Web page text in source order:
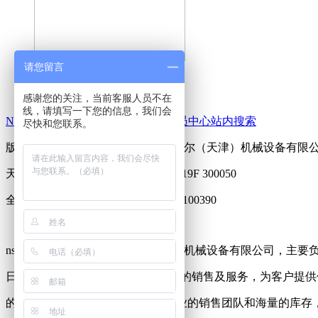
NSK深沟球轴承
NSK公司简介在线留言 会员中心站内搜索
版权信息：nsk轴承中国总代理-弗舍尔（天津）机械设备有限
天津市和平区南京路305号大厦主楼19F 300050
全国服务热线：022-60981180 13802100390
nsk轴承中国总代理-弗舍尔（天津）机械设备有限公司，主要
日本nsk轴承及相关产品在中国内地的销售及服务，为客户提
的产品和完善的售后服务。拥有专业的销售团队和海量的库存
请您留言
感谢您的关注，当前客服人员不在
线，请填写一下您的信息，我们会
尽快和您联系。